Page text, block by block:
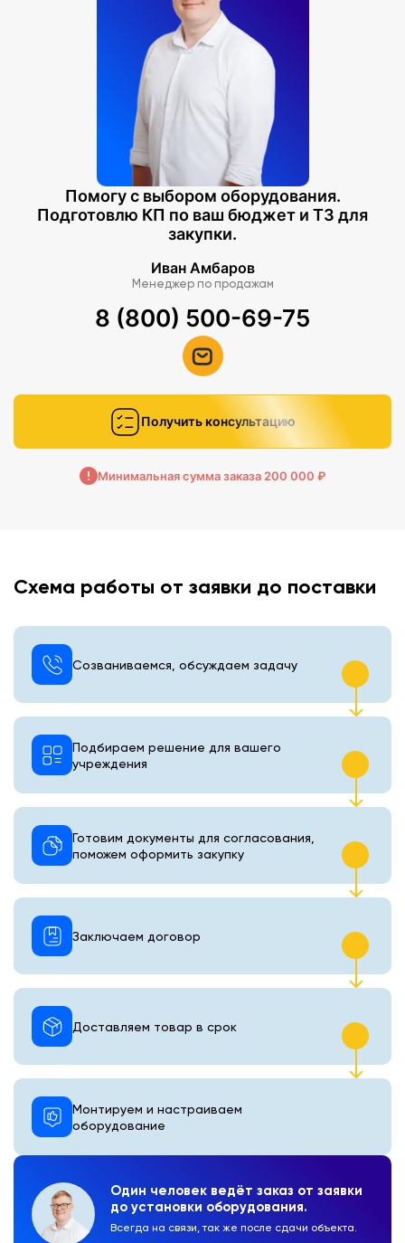
Помогу с выбором оборудования.
Подготовлю КП по ваш бюджет и ТЗ для
закупки.
Иван Амбаров
Менеджер по продажам
8 (800) 500-69-75
Получить консультацию
Минимальная сумма заказа 200 000 ₽
Схема работы от заявки до поставки
Один человек ведёт заказ от заявки
до установки оборудования.
Всегда на связи, так же после сдачи объекта.
Созваниваемся, обсуждаем задачу
Подбираем решение для вашего
учреждения
Готовим документы для согласования,
поможем оформить закупку
Монтируем и настраиваем
оборудование
Доставляем товар в срок
Заключаем договор